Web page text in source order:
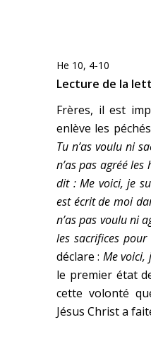
He 10, 4-10
Lecture de la
Frères, il est
enlève les
Tu n’as voulu ni
n’as pas agréé
dit : Me voici, je
est écrit de moi
n’as pas voulu ni
les sacrifices pour
déclare : Me voici,
le premier état
cette volonté
Jésus Christ a